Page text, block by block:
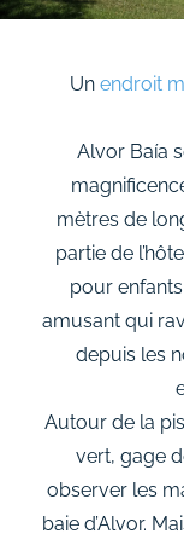
Un endroit
Alvor Baía
mètres de
partie de
pour
amusant qui
depuis les
Autour de la
vert, gage
observer les
baie d’Alvor.